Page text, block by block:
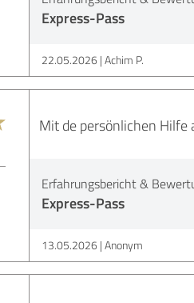
Express-Pass
22.05.2026 Achim P.
Mit de persönlichen Hilfe
Erfahrungsbericht &
Express-Pass
13.05.2026 Anonym